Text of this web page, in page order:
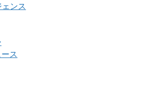
ンス
ス